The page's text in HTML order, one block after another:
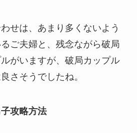
せは、あまり多くないよう
ご夫婦と、残念ながら破局
がいますが、破局カップル
さそうでしたね。
攻略方法